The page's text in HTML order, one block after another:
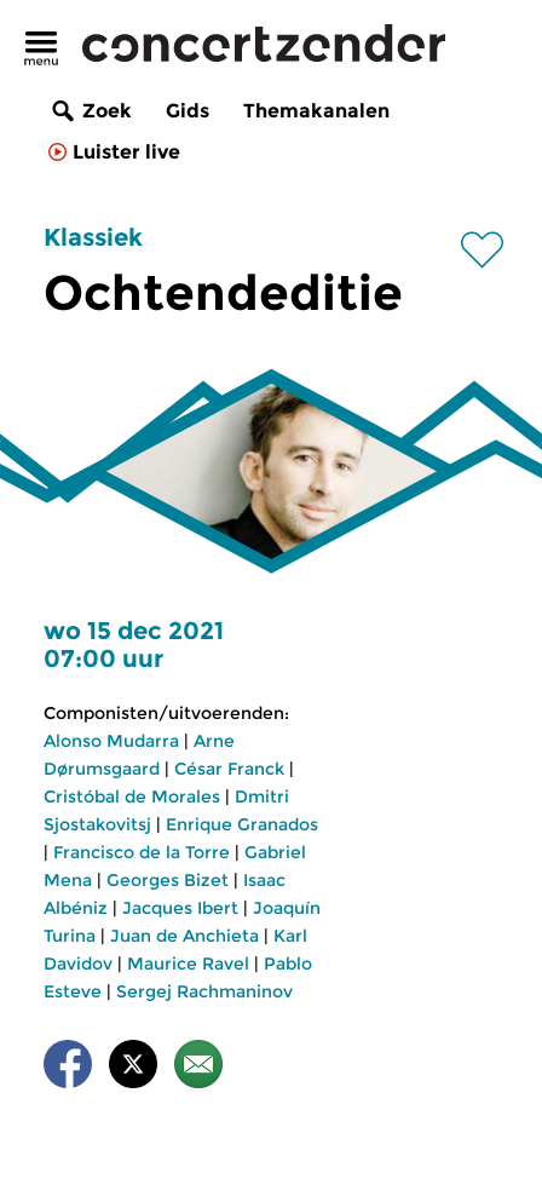
Zoek Gids
Themakanalen
Luister live
Klassiek
Ochtendeditie
wo 15 dec 2021
07:00 uur
Componisten/uitvoerenden:
Alonso Mudarra | Arne
Dørumsgaard | César Franck |
Cristóbal de Morales | Dmitri
Sjostakovitsj | Enrique Granados
| Francisco de la Torre | Gabriel
Mena | Georges Bizet | Isaac
Albéniz | Jacques Ibert | Joaquín
Turina | Juan de Anchieta | Karl
Davidov | Maurice Ravel | Pablo
Esteve | Sergej Rachmaninov